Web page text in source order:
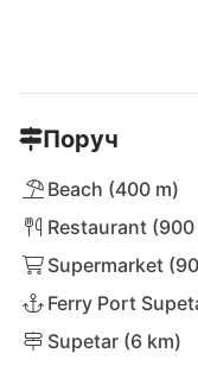
Поруч
Beach (400 m)
Restaurant (900
Supermarket
Ferry Port
Supetar (6 km)